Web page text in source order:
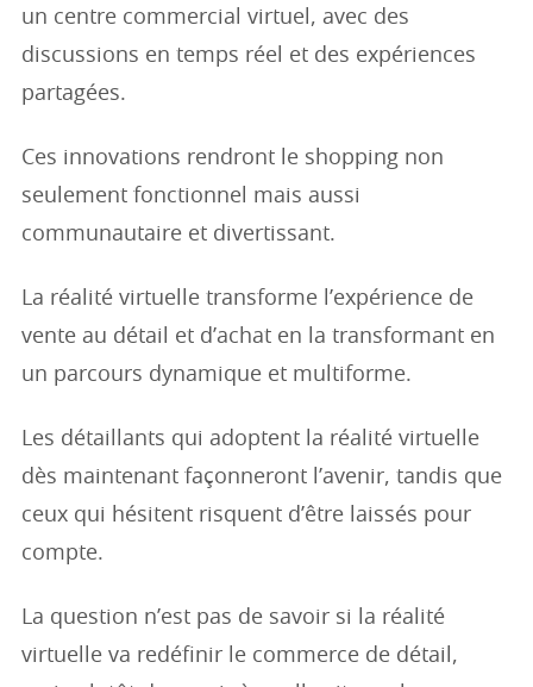
un centre commercial virtuel, avec des
discussions en temps réel et des expériences
partagées.
Ces innovations rendront le shopping non
seulement fonctionnel mais aussi
communautaire et divertissant.
La réalité virtuelle transforme l’expérience de
vente au détail et d’achat en la transformant en
un parcours dynamique et multiforme.
Les détaillants qui adoptent la réalité virtuelle
dès maintenant façonneront l’avenir, tandis que
ceux qui hésitent risquent d’être laissés pour
compte.
La question n’est pas de savoir si la réalité
virtuelle va redéfinir le commerce de détail,